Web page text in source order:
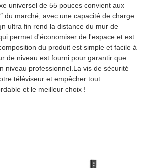
universel de 55 pouces convient aux
du marché, avec une capacité de charge
ultra fin rend la distance du mur de
permet d'économiser de l'espace et est
du produit est simple et facile à
de niveau est fourni pour garantir que
niveau professionnel.La vis de sécurité
téléviseur et empêcher tout
et le meilleur choix !